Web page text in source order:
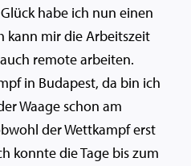
habe ich nun einen
kann mir die Arbeitszeit
remote arbeiten.
in Budapest, da bin ich
Waage schon am
der Wettkampf erst
konnte die Tage bis zum